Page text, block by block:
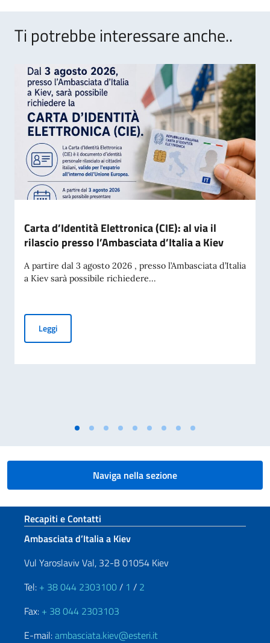
Ti potrebbe interessare anche..
Carta d’Identità Elettronica (CIE): al via il
rilascio presso l’Ambasciata d’Italia a Kiev
A partire dal 3 agosto 2026 , presso l’Ambasciata d’Italia
a Kiev sarà possibile richiedere...
LeggiCarta d’Identità Elettronica (CIE): al via il rilascio presso
Naviga nella sezione
Sezione footer
Recapiti e Contatti
Ambasciata d’Italia a Kiev
Vul Yaroslaviv Val, 32-B 01054 Kiev
Tel: + 38 044 2303100/ 1 / 2
Fax: + 38 044 2303103
E-mail:ambasciata.kiev@esteri.it